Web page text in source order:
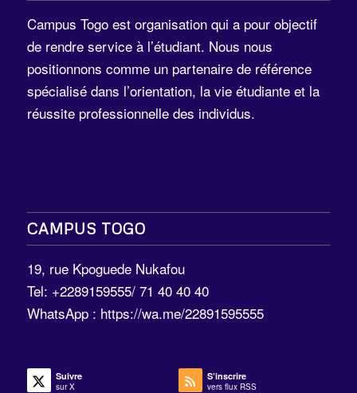
Campus Togo est organisation qui a pour objectif
de rendre service à l’étudiant. Nous nous
positionnons comme un partenaire de référence
spécialisé dans l’orientation, la vie étudiante et la
réussite professionnelle des individus.
CAMPUS TOGO
19, rue Kpoguede Nukafou
Tel: +2289159555/ 71 40 40 40
WhatsApp : https://wa.me/22891595555
Suivre
sur X
S’inscrire
vers flux RSS